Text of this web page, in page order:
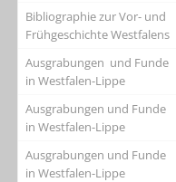
Bibliographie zur Vor- und
Frühgeschichte Westfalens
Ausgrabungen und Funde
in Westfalen-Lippe
Ausgrabungen und Funde
in Westfalen-Lippe
Ausgrabungen und Funde
in Westfalen-Lippe